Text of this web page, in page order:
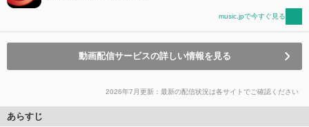
music.jpで今すぐ見る
動画配信サービスの詳しい情報を見る
2026年7月更新：最新の配信状況は各サイトでご確認ください
あらすじ